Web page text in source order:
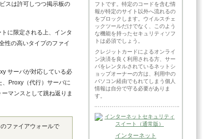
スは許可しつつ掲示板の
に限定される上、インタ
性の高いタイプのファイ
サーバが対応している必
Proxy（代行）サーバに
マンスとして跳ね返りま
ファイアウォールで
フトです。特定のコードを含む情
報が特定のサイト以外へ流れるの
をブロックします。ウイルスチェ
ックツールだけでなく、このよう
な機能を持ったセキュリティソフ
トは必須でしょう。
クレジットカードによるオンライ
ン決済を良く利用される方、サー
バをレンタルされているネットシ
ョップオーナーの方は、利用中の
パソコン経由でもれてしまう個人
情報は自分で守る必要がありま
す。
インターネット